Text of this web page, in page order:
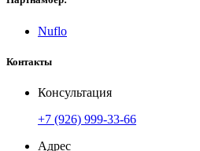
Nuflo
Контакты
Консультация
+7 (926) 999-33-66
Адрес